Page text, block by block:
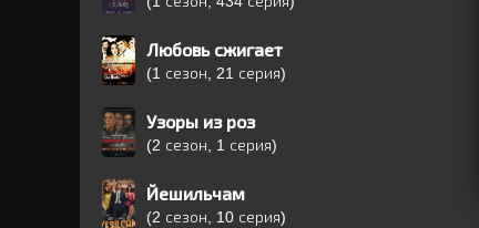
Любовь сжигает
(1 сезон, 21 серия)
Узоры из роз
(2 сезон, 1 серия)
Йешильчам
(2 сезон, 10 серия)